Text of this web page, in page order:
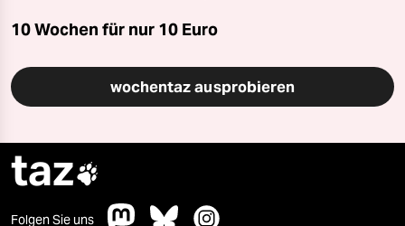
10 Wochen für nur 10 Euro
wochentaz ausprobieren
taz
Folgen Sie uns